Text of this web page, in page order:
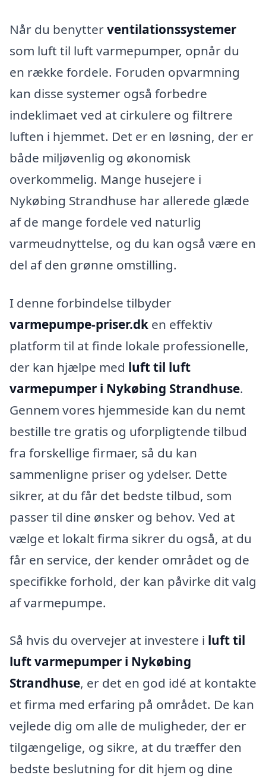
Når du benytterventilationssystemer
som luft til luft varmepumper, opnår du
en række fordele. Foruden opvarmning
kan disse systemer også forbedre
indeklimaet ved at cirkulere og filtrere
luften i hjemmet. Det er en løsning, der er
både miljøvenlig og økonomisk
overkommelig. Mange husejere i
Nykøbing Strandhuse har allerede glæde
af de mange fordele ved naturlig
varmeudnyttelse, og du kan også være en
del af den grønne omstilling.
I denne forbindelse tilbyder
varmepumpe-priser.dk en effektiv
platform til at finde lokale professionelle,
der kan hjælpe med luft til luft
varmepumper i Nykøbing Strandhuse.
Gennem vores hjemmeside kan du nemt
bestille tre gratis og uforpligtende tilbud
fra forskellige firmaer, så du kan
sammenligne priser og ydelser. Dette
sikrer, at du får det bedste tilbud, som
passer til dine ønsker og behov. Ved at
vælge et lokalt firma sikrer du også, at du
får en service, der kender området og de
specifikke forhold, der kan påvirke dit valg
af varmepumpe.
Så hvis du overvejer at investere i luft til
luft varmepumper i Nykøbing
Strandhuse, er det en god idé at kontakte
et firma med erfaring på området. De kan
vejlede dig om alle de muligheder, der er
tilgængelige, og sikre, at du træffer den
bedste beslutning for dit hjem og dine